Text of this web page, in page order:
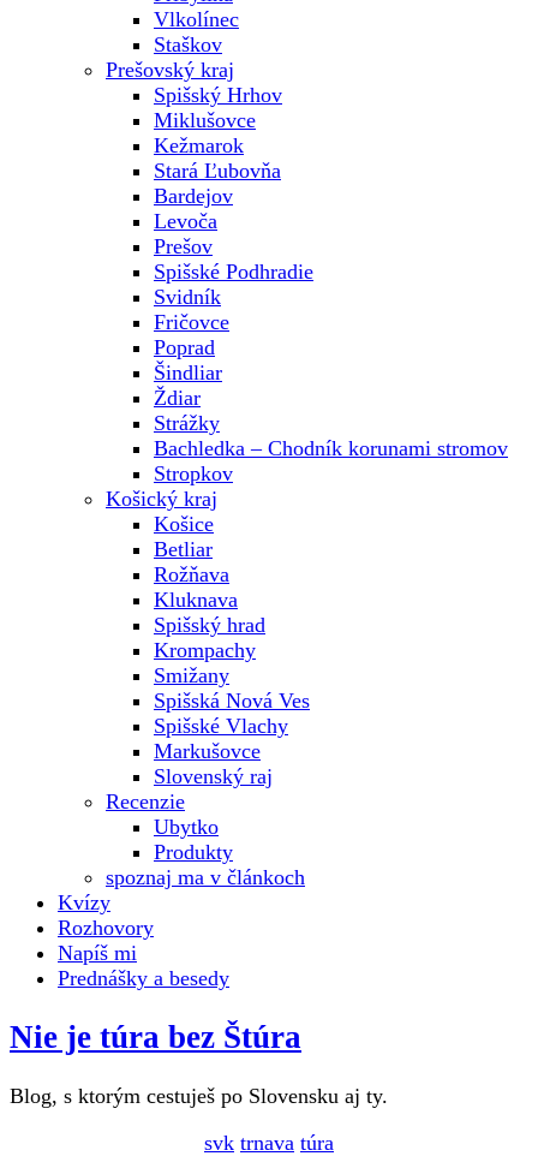
Vlkolínec
Staškov
Prešovský kraj
Spišský Hrhov
Miklušovce
Kežmarok
Stará Ľubovňa
Bardejov
Levoča
Prešov
Spišské Podhradie
Svidník
Fričovce
Poprad
Šindliar
Ždiar
Strážky
Bachledka – Chodník korunami stromov
Stropkov
Košický kraj
Košice
Betliar
Rožňava
Kluknava
Spišský hrad
Krompachy
Smižany
Spišská Nová Ves
Spišské Vlachy
Markušovce
Slovenský raj
Recenzie
Ubytko
Produkty
spoznaj ma v článkoch
Kvízy
Rozhovory
Napíš mi
Prednášky a besedy
Nie je túra bez Štúra
Blog, s ktorým cestuješ po Slovensku aj ty.
svk trnava túra